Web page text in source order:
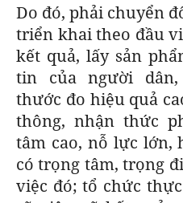
Do đó, phải chuyển
triển khai theo đầu
kết quả, lấy sản
tin của người
thước đo hiệu quả
thông, nhận thức
tâm cao, nỗ lực lớn,
có trọng tâm, trọng
việc đó; tổ chức